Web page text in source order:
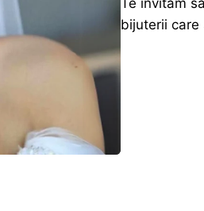
Te invităm
bijuterii